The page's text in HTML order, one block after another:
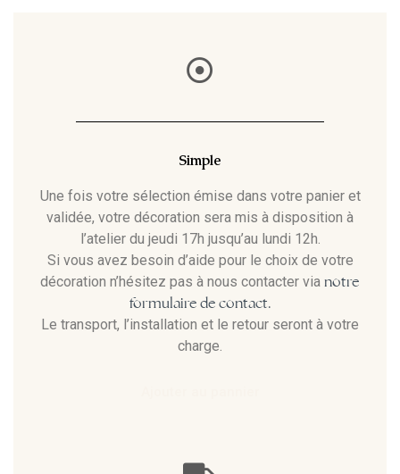
Simple
Une fois votre sélection émise dans votre panier et
validée, votre décoration sera mis à disposition à
l’atelier du jeudi 17h jusqu’au lundi 12h.
Si vous avez besoin d’aide pour le choix de votre
décoration n’hésitez pas à nous contacter via notre
formulaire de contact.
Le transport, l’installation et le retour seront à votre
charge.